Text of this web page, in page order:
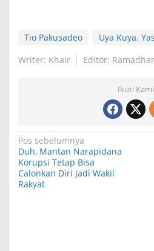
Tio Pakusadeo
Uya Kuya.
Writer: Khair
Editor:
Ikuti Kami
N
a
v
Pos sebelumnya
Duh, Mantan Narapidana
Korupsi Tetap Bisa
Calonkan Diri Jadi Wakil
Rakyat